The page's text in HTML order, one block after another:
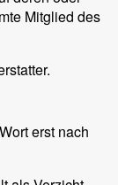
Mitglied des
erst nach